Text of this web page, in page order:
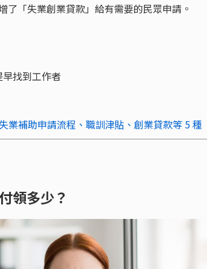
了「失業創業貸款」給有需要的民眾申請。
找到工作者
業補助申請流程、職訓津貼、創業貸款等 5 種
領多少？